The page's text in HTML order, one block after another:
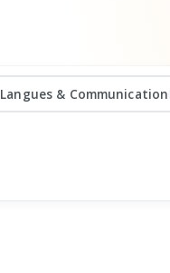
Langues & Communication